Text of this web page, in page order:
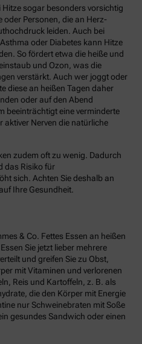
sogar besonders vorsichtig
oder Personen, die an Herz-
leiden. Auch bei
oder Diabetes kann Hitze
So fördert etwa die heiße und
und Ozon, was die
verstärkt. Auch wer joggt oder
diese an heißen Tagen daher
oder auf den Abend
beeinträchtigt eine verminderte
Nerven die natürliche
zudem oft zu wenig. Dadurch
das Risiko für
sich. Achten Sie deshalb an
Ihre Gesundheit.
& Co. Fettes Essen an heißen
Sie jetzt lieber mehrere
und greifen Sie zu Obst,
mit Vitaminen und verlorenen
Reis und Kartoffeln, z. B. als
die den Körper mit Energie
nur Schweinebraten mit Soße
gesundes Sandwich oder einen